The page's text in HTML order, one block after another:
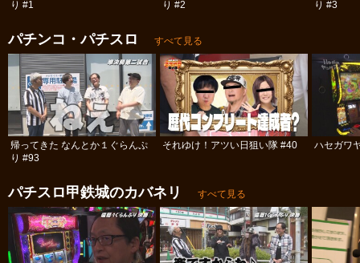
り #1
り #2
り #3
パチンコ・パチスロ すべて見る
帰ってきた なんとか１ぐらんぷ
り #93
それゆけ！アツい日狙い隊 #40 ハセガワ
パチスロ甲鉄城のカバネリ すべて見る